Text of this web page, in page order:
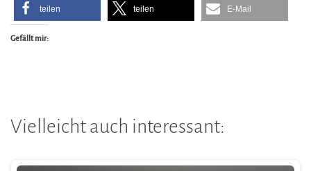
teilen teilen E-Mail
Gefällt mir:
Vielleicht auch interessant: